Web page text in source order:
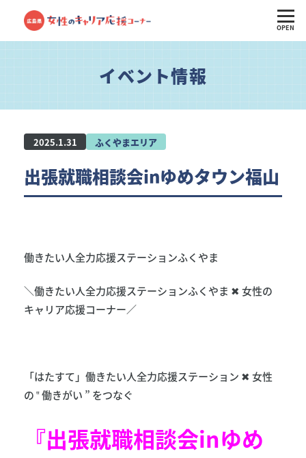
OPEN
イベント情報
2025.1.31 ふくやまエリア
出張就職相談会inゆめタウン福山
働きたい人全力応援ステーションふくやま
＼働きたい人全力応援ステーションふくやま ✖ 女性の
キャリア応援コーナー／
「はたすて」働きたい人全力応援ステーション ✖ 女性
の ‟ 働きがい ” をつなぐ
『出張就職相談会inゆめ